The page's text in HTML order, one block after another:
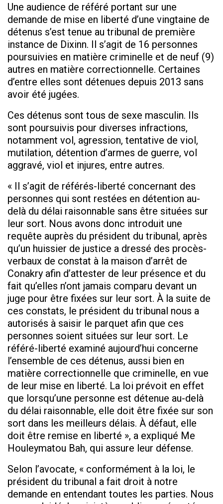
Une audience de référé portant sur une
demande de mise en liberté d’une vingtaine de
détenus s’est tenue au tribunal de première
instance de Dixinn. Il s’agit de 16 personnes
poursuivies en matière criminelle et de neuf (9)
autres en matière correctionnelle. Certaines
d’entre elles sont détenues depuis 2013 sans
avoir été jugées.
Ces détenus sont tous de sexe masculin. Ils
sont poursuivis pour diverses infractions,
notamment vol, agression, tentative de viol,
mutilation, détention d’armes de guerre, vol
aggravé, viol et injures, entre autres.
« Il s’agit de référés-liberté concernant des
personnes qui sont restées en détention au-
delà du délai raisonnable sans être situées sur
leur sort. Nous avons donc introduit une
requête auprès du président du tribunal, après
qu’un huissier de justice a dressé des procès-
verbaux de constat à la maison d’arrêt de
Conakry afin d’attester de leur présence et du
fait qu’elles n’ont jamais comparu devant un
juge pour être fixées sur leur sort. À la suite de
ces constats, le président du tribunal nous a
autorisés à saisir le parquet afin que ces
personnes soient situées sur leur sort. Le
référé-liberté examiné aujourd’hui concerne
l’ensemble de ces détenus, aussi bien en
matière correctionnelle que criminelle, en vue
de leur mise en liberté. La loi prévoit en effet
que lorsqu’une personne est détenue au-delà
du délai raisonnable, elle doit être fixée sur son
sort dans les meilleurs délais. À défaut, elle
doit être remise en liberté », a expliqué Me
Houleymatou Bah, qui assure leur défense.
Selon l’avocate, « conformément à la loi, le
président du tribunal a fait droit à notre
demande en entendant toutes les parties. Nous